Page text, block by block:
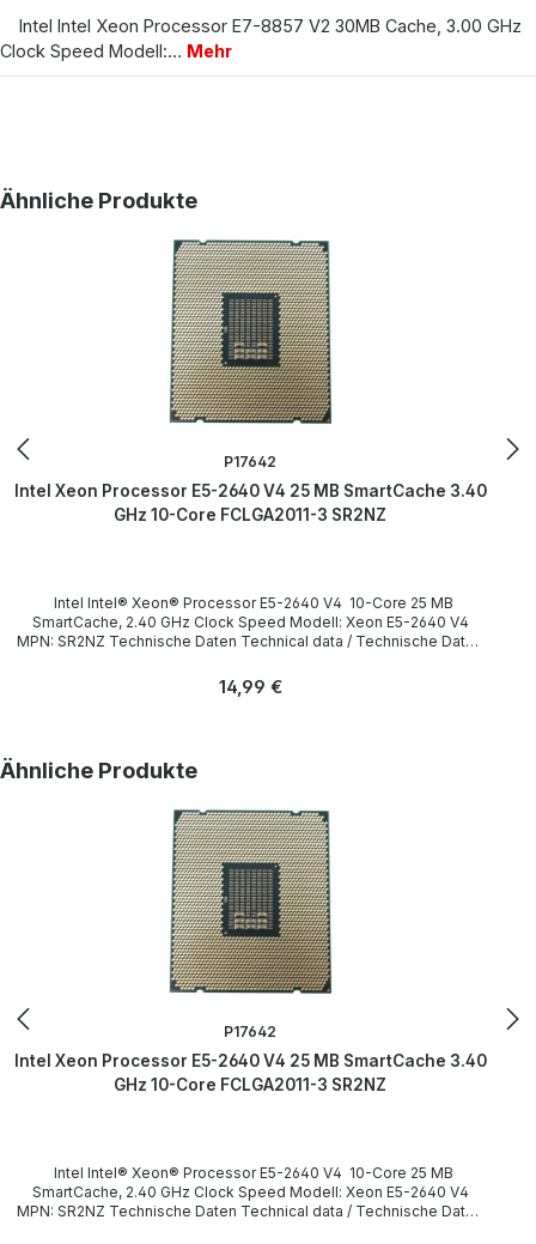
Intel Intel Xeon Processor E7-8857 V2 30MB Cache, 3.00 GHz
Clock Speed Modell:… Mehr
Produktgalerie überspringen
Ähnliche Produkte
P17642
Intel Xeon Processor E5-2640 V4 25 MB SmartCache 3.40
GHz 10-Core FCLGA2011-3 SR2NZ
SmartCache, 2.40 GHz Clock Speed Modell: Xeon E5-2640 V4
MPN: SR2NZ Technische Daten Technical data / Technische Daten
fan) / ohne Kühlkörper und Lüfter) More information and details can
und Details finden Sie auf den Seiten des Herstellers. All parts are
used but 100% OK!!! Alle Teile sind gebraucht aber 100 % in
Ordnung!!!
Regulärer Preis:
14,99 €
Produktgalerie überspringen
Ähnliche Produkte
P17642
Intel Xeon Processor E5-2640 V4 25 MB SmartCache 3.40
GHz 10-Core FCLGA2011-3 SR2NZ
SmartCache, 2.40 GHz Clock Speed Modell: Xeon E5-2640 V4
MPN: SR2NZ Technische Daten Technical data / Technische Daten